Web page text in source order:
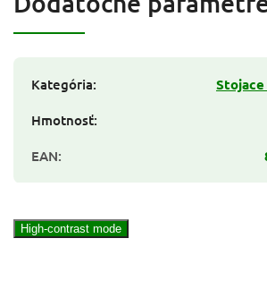
Kategória:
Hmotnosť:
EAN:
High-contrast mode